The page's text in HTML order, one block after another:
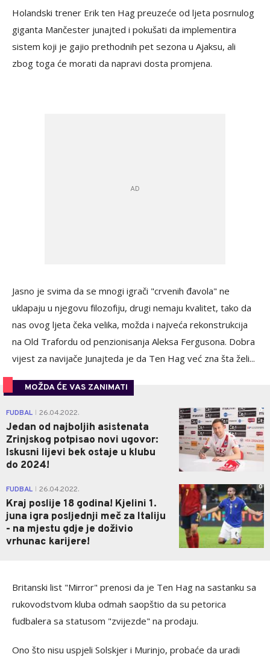
Holandski trener Erik ten Hag preuzeće od ljeta posrnulog
giganta Mančester junajted i pokušati da implementira
sistem koji je gajio prethodnih pet sezona u Ajaksu, ali
zbog toga će morati da napravi dosta promjena.
Jasno je svima da se mnogi igrači "crvenih đavola" ne
uklapaju u njegovu filozofiju, drugi nemaju kvalitet, tako da
nas ovog ljeta čeka velika, možda i najveća rekonstrukcija
na Old Trafordu od penzionisanja Aleksa Fergusona. Dobra
vijest za navijače Junajteda je da Ten Hag već zna šta želi...
MOŽDA ĆE VAS ZANIMATI
FUDBAL 26.04.2022.
Jedan od najboljih asistenata
Zrinjskog potpisao novi ugovor:
Iskusni lijevi bek ostaje u klubu
do 2024!
0
FUDBAL 26.04.2022.
Kraj poslije 18 godina! Kjelini 1.
juna igra posljednji meč za Italiju
- na mjestu gdje je doživio
vrhunac karijere!
0
Britanski list "Mirror" prenosi da je Ten Hag na sastanku sa
rukovodstvom kluba odmah saopštio da su petorica
fudbalera sa statusom "zvijezde" na prodaju.
Ono što nisu uspjeli Solskjer i Murinjo, probaće da uradi